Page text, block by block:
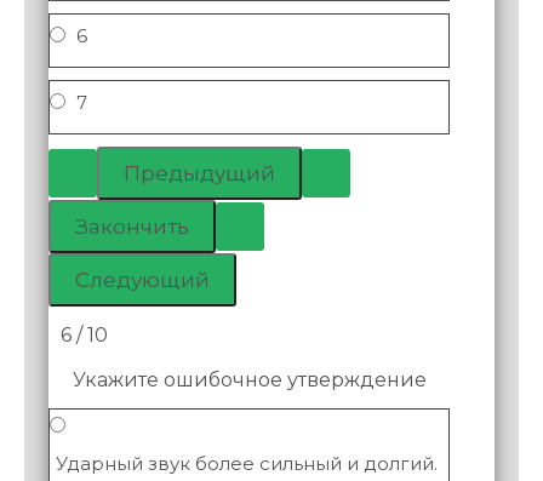
6
7
6 / 10
Укажите ошибочное утверждение
Ударный звук более сильный и долгий.